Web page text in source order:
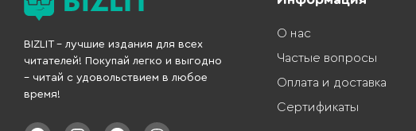
BIZLIT – лучшие издания для всех
читателей! Покупай легко и выгодно
– читай с удовольствием в любое
время!
О нас
Частые вопросы
Оплата и доставка
Сертификаты